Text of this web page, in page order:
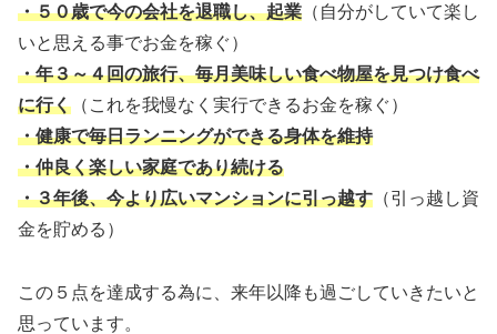
・５０歳で今の会社を退職し、起業 （自分がしていて楽し
いと思える事でお金を稼ぐ）
・年３～４回の旅行、毎月美味しい食べ物屋を見つけ食べ
に行く （これを我慢なく実行できるお金を稼ぐ）
・健康で毎日ランニングができる身体を維持
・仲良く楽しい家庭であり続ける
・３年後、今より広いマンションに引っ越す （引っ越し資
金を貯める）
この５点を達成する為に、来年以降も過ごしていきたいと
思っています。